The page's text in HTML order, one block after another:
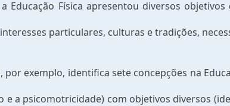
Física apresentou diversos
particulares, culturas e tradições,
por exemplo, identifica sete concepções na
e a psicomotricidade) com objetivos diversos